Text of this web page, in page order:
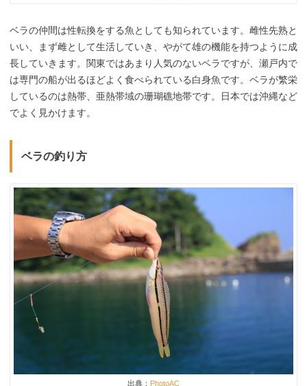
ベラの仲間は性転換をする魚としても知られています。雌性先熟と
いい、まず雌として生活していき、やがて雄の機能を持つように成
長していきます。関東ではあまり人気のないベラですが、瀬戸内で
は専門の船が出るほどよく食べられている白身魚です。ベラが繁栄
しているのは熱帯、亜熱帯域の珊瑚礁地帯です。日本では沖縄など
でよく見かけます。
ベラの釣り方
出典： PhotoAC